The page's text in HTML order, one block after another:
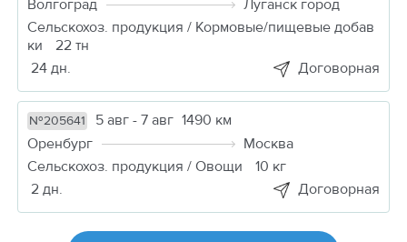
Волгоград
Луганск город
Сельскохоз. продукция / Кормовые/пищевые добав
ки
22 тн
24 дн.
Договорная
№205641 5 авг - 7 авг 1490 км
Оренбург
Москва
Сельскохоз. продукция / Овощи
10 кг
2 дн.
Договорная